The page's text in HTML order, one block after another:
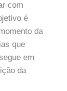
com
é
da
que
em
da